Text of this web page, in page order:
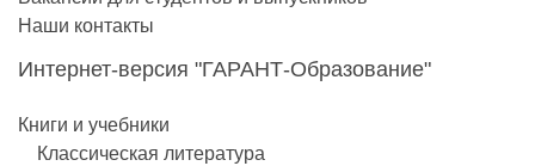
Наши контакты
Интернет-версия "ГАРАНТ-Образование"
Книги и учебники
Классическая литература